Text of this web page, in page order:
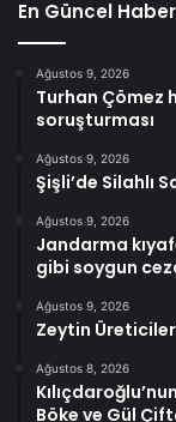
En Güncel
Ağustos 9, 2026
Turhan Çömez
soruşturması
Ağustos 9, 2026
Şişli’de Silahlı
Ağustos 9, 2026
Jandarma
gibi soygun
Ağustos 9, 2026
Zeytin
Ağustos 8, 2026
Böke ve Gül